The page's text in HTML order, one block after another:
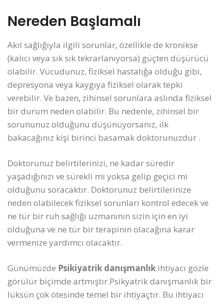
Nereden Başlamalı
Akıl sağlığıyla ilgili sorunlar, özellikle de kronikse
(kalıcı veya sık sık tekrarlanıyorsa) güçten düşürücü
olabilir. Vücudunuz, fiziksel hastalığa olduğu gibi,
depresyona veya kaygıya fiziksel olarak tepki
verebilir. Ve bazen, zihinsel sorunlara aslında fiziksel
bir durum neden olabilir. Bu nedenle, zihinsel bir
sorununuz olduğunu düşünüyorsanız, ilk
bakacağınız kişi birinci basamak doktorunuzdur .
Doktorunuz belirtilerinizi, ne kadar süredir
yaşadığınızı ve sürekli mi yoksa gelip geçici mi
olduğunu soracaktır. Doktorunuz belirtilerinize
neden olabilecek fiziksel sorunları kontrol edecek ve
ne tür bir ruh sağlığı uzmanının sizin için en iyi
olduğuna ve ne tür bir terapinin olacağına karar
vermenize yardımcı olacaktır.
Günümüzde Psikiyatrik danışmanlık ihtiyacı gözle
görülür biçimde artmıştır.Psikyatrik danışmanlık bir
lüksün çok ötesinde temel bir ihtiyaçtır. Bu ihtiyacı